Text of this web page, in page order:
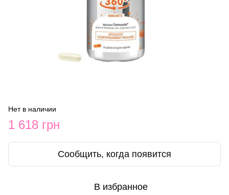
Нет в наличии
1 618 грн
Сообщить, когда появится
В избранное